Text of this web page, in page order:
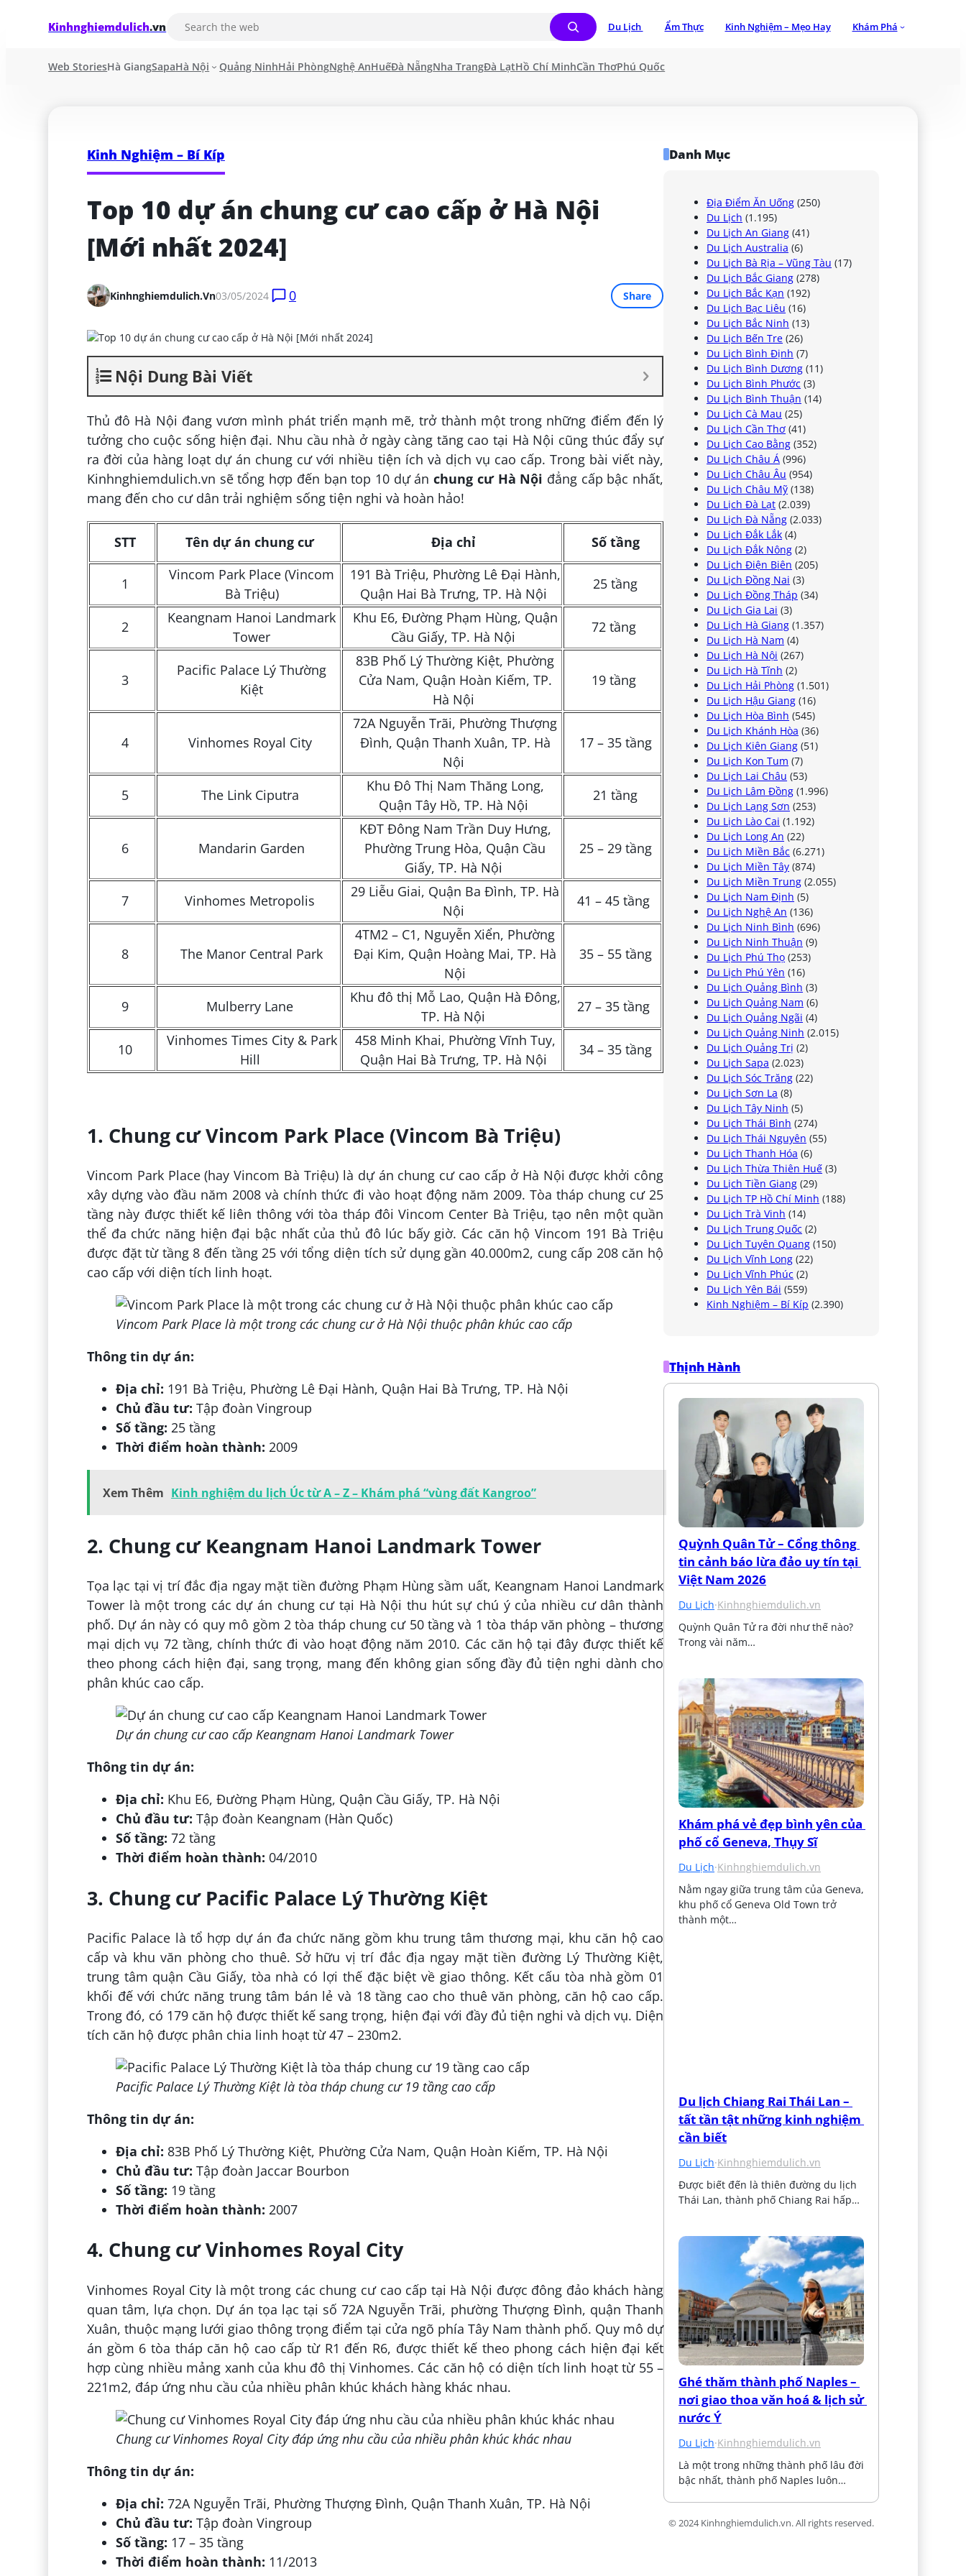
Kinhnghiemdulich.vn Du Lịch Ẩm Thực Kinh Nghiệm – Mẹo Hay Khám Phá
Web StoriesHà GiangSapaHà Nội Quảng NinhHải PhòngNghệ AnHuếĐà NẵngNha TrangĐà LạtHồ Chí MinhCần ThơPhú Quốc
Kinh Nghiệm – Bí Kíp
Top 10 dự án chung cư cao cấp ở Hà Nội
[Mới nhất 2024]
Kinhnghiemdulich.vn03/05/2024 0 Share
Nội Dung Bài Viết
Thủ đô Hà Nội đang vươn mình phát triển mạnh mẽ, trở thành một trong những điểm đến lý
tưởng cho cuộc sống hiện đại. Nhu cầu nhà ở ngày càng tăng cao tại Hà Nội cũng thúc đẩy sự
ra đời của hàng loạt dự án chung cư với nhiều tiện ích và dịch vụ cao cấp. Trong bài viết này,
Kinhnghiemdulich.vn sẽ tổng hợp đến bạn top 10 dự án chung cư Hà Nội đẳng cấp bậc nhất,
mang đến cho cư dân trải nghiệm sống tiện nghi và hoàn hảo!
STT Tên dự án chung cư Địa chỉ Số tầng
1
Vincom Park Place (Vincom
Bà Triệu)
191 Bà Triệu, Phường Lê Đại Hành,
Quận Hai Bà Trưng, TP. Hà Nội
25 tầng
2
Keangnam Hanoi Landmark
Tower
Khu E6, Đường Phạm Hùng, Quận
Cầu Giấy, TP. Hà Nội
72 tầng
3
Pacific Palace Lý Thường
Kiệt
83B Phố Lý Thường Kiệt, Phường
Cửa Nam, Quận Hoàn Kiếm, TP.
Hà Nội
19 tầng
4 Vinhomes Royal City
72A Nguyễn Trãi, Phường Thượng
Đình, Quận Thanh Xuân, TP. Hà
Nội
17 – 35 tầng
5 The Link Ciputra
Khu Đô Thị Nam Thăng Long,
Quận Tây Hồ, TP. Hà Nội
21 tầng
6 Mandarin Garden
KĐT Đông Nam Trần Duy Hưng,
Phường Trung Hòa, Quận Cầu
Giấy, TP. Hà Nội
25 – 29 tầng
7 Vinhomes Metropolis
29 Liễu Giai, Quận Ba Đình, TP. Hà
Nội
41 – 45 tầng
8 The Manor Central Park
4TM2 – C1, Nguyễn Xiển, Phường
Đại Kim, Quận Hoàng Mai, TP. Hà
Nội
35 – 55 tầng
9 Mulberry Lane
Khu đô thị Mỗ Lao, Quận Hà Đông,
TP. Hà Nội
27 – 35 tầng
10
Vinhomes Times City & Park
Hill
458 Minh Khai, Phường Vĩnh Tuy,
Quận Hai Bà Trưng, TP. Hà Nội
34 – 35 tầng
1. Chung cư Vincom Park Place (Vincom Bà Triệu)
Vincom Park Place (hay Vincom Bà Triệu) là dự án chung cư cao cấp ở Hà Nội được khởi công
xây dựng vào đầu năm 2008 và chính thức đi vào hoạt động năm 2009. Tòa tháp chung cư 25
tầng này được thiết kế liên thông với tòa tháp đôi Vincom Center Bà Triệu, tạo nên một quần
thể đa chức năng hiện đại bậc nhất của thủ đô lúc bấy giờ. Các căn hộ Vincom 191 Bà Triệu
được đặt từ tầng 8 đến tầng 25 với tổng diện tích sử dụng gần 40.000m2, cung cấp 208 căn hộ
cao cấp với diện tích linh hoạt.
Vincom Park Place là một trong các chung cư ở Hà Nội thuộc phân khúc cao cấp
Thông tin dự án:
Địa chỉ: 191 Bà Triệu, Phường Lê Đại Hành, Quận Hai Bà Trưng, TP. Hà Nội
Chủ đầu tư: Tập đoàn Vingroup
Số tầng: 25 tầng
Thời điểm hoàn thành: 2009
Xem Thêm Kinh nghiệm du lịch Úc từ A – Z – Khám phá “vùng đất Kangroo”
2. Chung cư Keangnam Hanoi Landmark Tower
Tọa lạc tại vị trí đắc địa ngay mặt tiền đường Phạm Hùng sầm uất, Keangnam Hanoi Landmark
Tower là một trong các dự án chung cư tại Hà Nội thu hút sự chú ý của nhiều cư dân thành
phố. Dự án này có quy mô gồm 2 tòa tháp chung cư 50 tầng và 1 tòa tháp văn phòng – thương
mại dịch vụ 72 tầng, chính thức đi vào hoạt động năm 2010. Các căn hộ tại đây được thiết kế
theo phong cách hiện đại, sang trọng, mang đến không gian sống đầy đủ tiện nghi dành cho
phân khúc cao cấp.
Dự án chung cư cao cấp Keangnam Hanoi Landmark Tower
Thông tin dự án:
Địa chỉ: Khu E6, Đường Phạm Hùng, Quận Cầu Giấy, TP. Hà Nội
Chủ đầu tư: Tập đoàn Keangnam (Hàn Quốc)
Số tầng: 72 tầng
Thời điểm hoàn thành: 04/2010
3. Chung cư Pacific Palace Lý Thường Kiệt
Pacific Palace là tổ hợp dự án đa chức năng gồm khu trung tâm thương mại, khu căn hộ cao
cấp và khu văn phòng cho thuê. Sở hữu vị trí đắc địa ngay mặt tiền đường Lý Thường Kiệt,
trung tâm quận Cầu Giấy, tòa nhà có lợi thế đặc biệt về giao thông. Kết cấu tòa nhà gồm 01
khối đế với chức năng trung tâm bán lẻ và 18 tầng cao cho thuê văn phòng, căn hộ cao cấp.
Trong đó, có 179 căn hộ được thiết kế sang trọng, hiện đại với đầy đủ tiện nghi và dịch vụ. Diện
tích căn hộ được phân chia linh hoạt từ 47 – 230m2.
Pacific Palace Lý Thường Kiệt là tòa tháp chung cư 19 tầng cao cấp
Thông tin dự án:
Địa chỉ: 83B Phố Lý Thường Kiệt, Phường Cửa Nam, Quận Hoàn Kiếm, TP. Hà Nội
Chủ đầu tư: Tập đoàn Jaccar Bourbon
Số tầng: 19 tầng
Thời điểm hoàn thành: 2007
4. Chung cư Vinhomes Royal City
Vinhomes Royal City là một trong các chung cư cao cấp tại Hà Nội được đông đảo khách hàng
quan tâm, lựa chọn. Dự án tọa lạc tại số 72A Nguyễn Trãi, phường Thượng Đình, quận Thanh
Xuân, thuộc mạng lưới giao thông trọng điểm tại cửa ngõ phía Tây Nam thành phố. Quy mô dự
án gồm 6 tòa tháp căn hộ cao cấp từ R1 đến R6, được thiết kế theo phong cách hiện đại kết
hợp cùng nhiều mảng xanh của khu đô thị Vinhomes. Các căn hộ có diện tích linh hoạt từ 55 –
221m2, đáp ứng nhu cầu của nhiều phân khúc khách hàng khác nhau.
Chung cư Vinhomes Royal City đáp ứng nhu cầu của nhiều phân khúc khác nhau
Thông tin dự án:
Địa chỉ: 72A Nguyễn Trãi, Phường Thượng Đình, Quận Thanh Xuân, TP. Hà Nội
Chủ đầu tư: Tập đoàn Vingroup
Số tầng: 17 – 35 tầng
Thời điểm hoàn thành: 11/2013
Danh Mục
Địa Điểm Ăn Uống (250)
Du Lịch (1.195)
Du Lịch An Giang (41)
Du Lịch Australia (6)
Du Lịch Bà Rịa – Vũng Tàu (17)
Du Lịch Bắc Giang (278)
Du Lịch Bắc Kạn (192)
Du Lịch Bạc Liêu (16)
Du Lịch Bắc Ninh (13)
Du Lịch Bến Tre (26)
Du Lịch Bình Định (7)
Du Lịch Bình Dương (11)
Du Lịch Bình Phước (3)
Du Lịch Bình Thuận (14)
Du Lịch Cà Mau (25)
Du Lịch Cần Thơ (41)
Du Lịch Cao Bằng (352)
Du Lịch Châu Á (996)
Du Lịch Châu Âu (954)
Du Lịch Châu Mỹ (138)
Du Lịch Đà Lạt (2.039)
Du Lịch Đà Nẵng (2.033)
Du Lịch Đắk Lắk (4)
Du Lịch Đắk Nông (2)
Du Lịch Điện Biên (205)
Du Lịch Đồng Nai (3)
Du Lịch Đồng Tháp (34)
Du Lịch Gia Lai (3)
Du Lịch Hà Giang (1.357)
Du Lịch Hà Nam (4)
Du Lịch Hà Nội (267)
Du Lịch Hà Tĩnh (2)
Du Lịch Hải Phòng (1.501)
Du Lịch Hậu Giang (16)
Du Lịch Hòa Bình (545)
Du Lịch Khánh Hòa (36)
Du Lịch Kiên Giang (51)
Du Lịch Kon Tum (7)
Du Lịch Lai Châu (53)
Du Lịch Lâm Đồng (1.996)
Du Lịch Lạng Sơn (253)
Du Lịch Lào Cai (1.192)
Du Lịch Long An (22)
Du Lịch Miền Bắc (6.271)
Du Lịch Miền Tây (874)
Du Lịch Miền Trung (2.055)
Du Lịch Nam Định (5)
Du Lịch Nghệ An (136)
Du Lịch Ninh Bình (696)
Du Lịch Ninh Thuận (9)
Du Lịch Phú Thọ (253)
Du Lịch Phú Yên (16)
Du Lịch Quảng Bình (3)
Du Lịch Quảng Nam (6)
Du Lịch Quảng Ngãi (4)
Du Lịch Quảng Ninh (2.015)
Du Lịch Quảng Trị (2)
Du Lịch Sapa (2.023)
Du Lịch Sóc Trăng (22)
Du Lịch Sơn La (8)
Du Lịch Tây Ninh (5)
Du Lịch Thái Bình (274)
Du Lịch Thái Nguyên (55)
Du Lịch Thanh Hóa (6)
Du Lịch Thừa Thiên Huế (3)
Du Lịch Tiền Giang (29)
Du Lịch TP Hồ Chí Minh (188)
Du Lịch Trà Vinh (14)
Du Lịch Trung Quốc (2)
Du Lịch Tuyên Quang (150)
Du Lịch Vĩnh Long (22)
Du Lịch Vĩnh Phúc (2)
Du Lịch Yên Bái (559)
Kinh Nghiệm – Bí Kíp (2.390)
Thịnh Hành
Quỳnh Quân Tử – Cổng thông
tin cảnh báo lừa đảo uy tín tại
Việt Nam 2026
Du Lịch·Kinhnghiemdulich.vn
Quỳnh Quân Tử ra đời như thế nào?
Trong vài năm…
Khám phá vẻ đẹp bình yên của
phố cổ Geneva, Thụy Sĩ
Du Lịch·Kinhnghiemdulich.vn
Nằm ngay giữa trung tâm của Geneva,
khu phố cổ Geneva Old Town trở
thành một…
Du lịch Chiang Rai Thái Lan –
tất tần tật những kinh nghiệm
cần biết
Du Lịch·Kinhnghiemdulich.vn
Được biết đến là thiên đường du lịch
Thái Lan, thành phố Chiang Rai hấp…
Ghé thăm thành phố Naples –
nơi giao thoa văn hoá & lịch sử
nước Ý
Du Lịch·Kinhnghiemdulich.vn
Là một trong những thành phố lâu đời
bậc nhất, thành phố Naples luôn…
© 2024 Kinhnghiemdulich.vn. All rights reserved.